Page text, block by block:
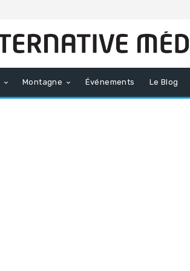
Montagne Événements Le Blog